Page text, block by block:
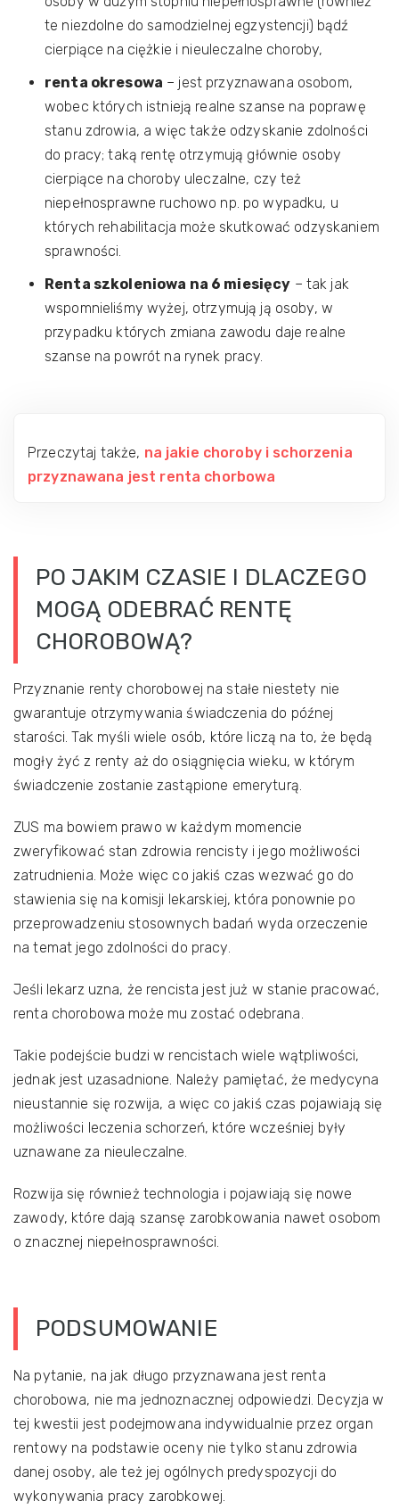
te niezdolne do samodzielnej egzystencji) bądź
cierpiące na ciężkie i nieuleczalne choroby,
renta okresowa – jest przyznawana osobom,
wobec których istnieją realne szanse na poprawę
stanu zdrowia, a więc także odzyskanie zdolności
do pracy; taką rentę otrzymują głównie osoby
cierpiące na choroby uleczalne, czy też
niepełnosprawne ruchowo np. po wypadku, u
których rehabilitacja może skutkować odzyskaniem
sprawności.
Renta szkoleniowa na 6 miesięcy – tak jak
wspomnieliśmy wyżej, otrzymują ją osoby, w
przypadku których zmiana zawodu daje realne
szanse na powrót na rynek pracy.
Przeczytaj także, na jakie choroby i schorzenia
przyznawana jest renta chorbowa
PO JAKIM CZASIE I DLACZEGO
MOGĄ ODEBRAĆ RENTĘ
CHOROBOWĄ?
Przyznanie renty chorobowej na stałe niestety nie
gwarantuje otrzymywania świadczenia do późnej
starości. Tak myśli wiele osób, które liczą na to, że będą
mogły żyć z renty aż do osiągnięcia wieku, w którym
świadczenie zostanie zastąpione emeryturą.
ZUS ma bowiem prawo w każdym momencie
zweryfikować stan zdrowia rencisty i jego możliwości
zatrudnienia. Może więc co jakiś czas wezwać go do
stawienia się na komisji lekarskiej, która ponownie po
przeprowadzeniu stosownych badań wyda orzeczenie
na temat jego zdolności do pracy.
Jeśli lekarz uzna, że rencista jest już w stanie pracować,
renta chorobowa może mu zostać odebrana.
Takie podejście budzi w rencistach wiele wątpliwości,
jednak jest uzasadnione. Należy pamiętać, że medycyna
nieustannie się rozwija, a więc co jakiś czas pojawiają się
możliwości leczenia schorzeń, które wcześniej były
uznawane za nieuleczalne.
Rozwija się również technologia i pojawiają się nowe
zawody, które dają szansę zarobkowania nawet osobom
o znacznej niepełnosprawności.
PODSUMOWANIE
Na pytanie, na jak długo przyznawana jest renta
chorobowa, nie ma jednoznacznej odpowiedzi. Decyzja w
tej kwestii jest podejmowana indywidualnie przez organ
rentowy na podstawie oceny nie tylko stanu zdrowia
danej osoby, ale też jej ogólnych predyspozycji do
wykonywania pracy zarobkowej.